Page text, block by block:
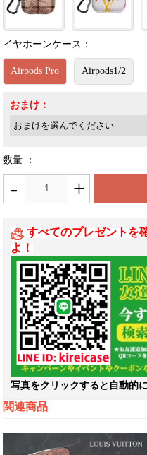
イヤホーンケース：
Airpods Pro Airpods1/2
おまけ：
数量 ：
- +
すべてのプレゼントを
よ！
写真をクリックすると自動的
関連商品